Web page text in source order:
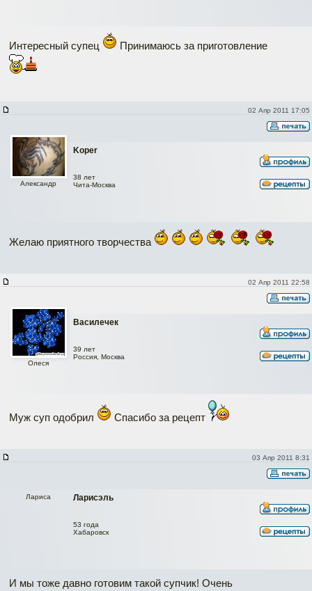
Интересный супец Принимаюсь за приготовление
02 Апр 2011 17:05
Koper
Александр
38 лет
Чита-Москва
Желаю приятного творчества
02 Апр 2011 22:58
Василечек
Олеся
39 лет
Россия, Москва
Муж суп одобрил Спасибо за рецепт
03 Апр 2011 8:31
Ларисэль
Лариса
53 года
Хабаровск
И мы тоже давно готовим такой супчик! Очень